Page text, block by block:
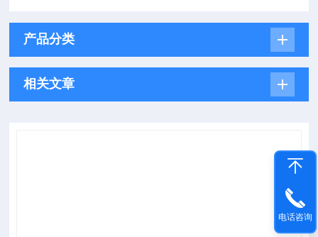
产品分类
相关文章
电话咨询